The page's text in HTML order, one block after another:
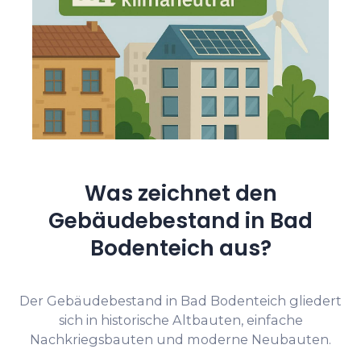
Was zeichnet den
Gebäudebestand in Bad
Bodenteich aus?
Der Gebäudebestand in Bad Bodenteich gliedert
sich in historische Altbauten, einfache
Nachkriegsbauten und moderne Neubauten.